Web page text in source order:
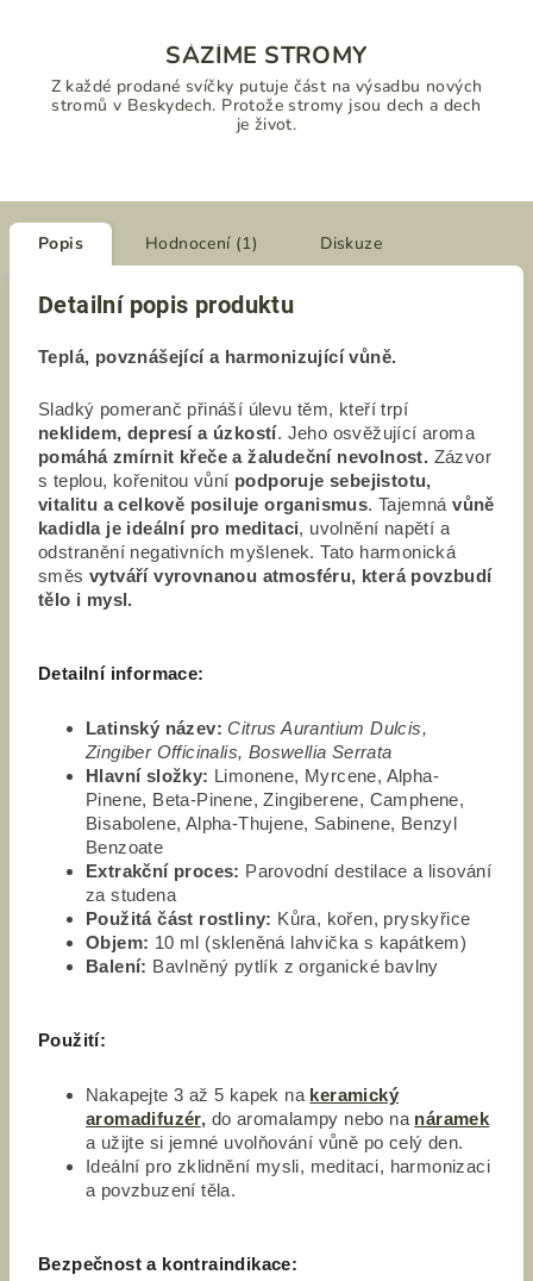
SÁZÍME STROMY
Z každé prodané svíčky putuje část na výsadbu nových
stromů v Beskydech. Protože stromy jsou dech a dech
je život.
Popis Hodnocení (1) Diskuze
Detailní popis produktu
Teplá, povznášející a harmonizující vůně.
Sladký pomeranč přináší úlevu těm, kteří trpí
neklidem, depresí a úzkostí. Jeho osvěžující aroma
pomáhá zmírnit křeče a žaludeční nevolnost. Zázvor
s teplou, kořenitou vůní podporuje sebejistotu,
vitalitu a celkově posiluje organismus. Tajemnávůně
kadidla je ideální pro meditaci, uvolnění napětí a
odstranění negativních myšlenek. Tato harmonická
směs vytváří vyrovnanou atmosféru, která povzbudí
tělo i mysl.
Detailní informace:
Latinský název: Citrus Aurantium Dulcis,
Zingiber Officinalis, Boswellia Serrata
Hlavní složky: Limonene, Myrcene, Alpha-
Pinene, Beta-Pinene, Zingiberene, Camphene,
Bisabolene, Alpha-Thujene, Sabinene, Benzyl
Benzoate
Extrakční proces: Parovodní destilace a lisování
za studena
Použitá část rostliny: Kůra, kořen, pryskyřice
Objem: 10 ml (skleněná lahvička s kapátkem)
Balení: Bavlněný pytlík z organické bavlny
Použití:
Nakapejte 3 až 5 kapek na keramický
aromadifuzér, do aromalampy nebo na náramek
a užijte si jemné uvolňování vůně po celý den.
Ideální pro zklidnění mysli, meditaci, harmonizaci
a povzbuzení těla.
Bezpečnost a kontraindikace: